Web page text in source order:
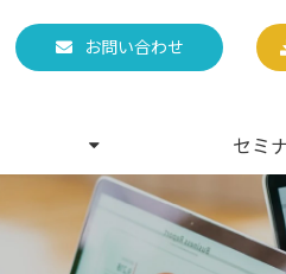
お問い合わせ
セミ